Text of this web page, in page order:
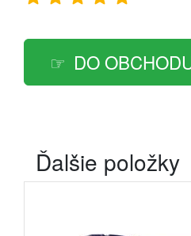
DO
Ďalšie položky